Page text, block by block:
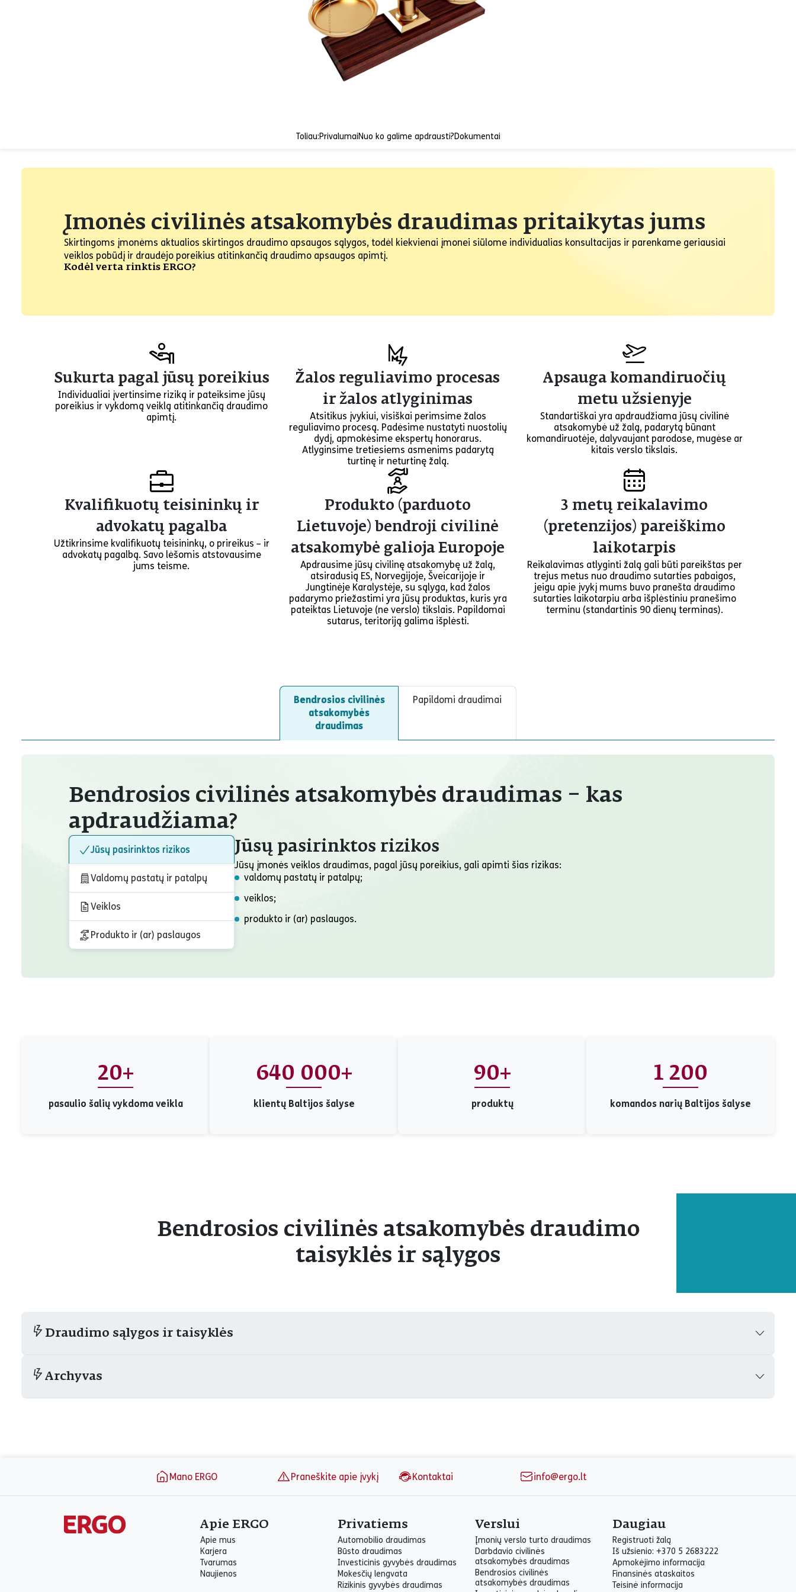
Toliau:PrivalumaiNuo ko galime apdrausti?Dokumentai
Įmonės civilinės atsakomybės draudimas pritaikytas jums
Skirtingoms įmonėms aktualios skirtingos draudimo apsaugos sąlygos, todėl kiekvienai įmonei siūlome individualias konsultacijas ir parenkame geriausiai
veiklos pobūdį ir draudėjo poreikius atitinkančią draudimo apsaugos apimtį.
Kodėl verta rinktis ERGO?
Sukurta pagal jūsų poreikius
Individualiai įvertinsime riziką ir pateiksime jūsų
poreikius ir vykdomą veiklą atitinkančią draudimo
apimtį.
Žalos reguliavimo procesas
ir žalos atlyginimas
Atsitikus įvykiui, visiškai perimsime žalos
reguliavimo procesą. Padėsime nustatyti nuostolių
dydį, apmokėsime ekspertų honorarus.
Atlyginsime tretiesiems asmenims padarytą
turtinę ir neturtinę žalą.
Apsauga komandiruočių
metu užsienyje
Standartiškai yra apdraudžiama jūsų civilinė
atsakomybė už žalą, padarytą būnant
komandiruotėje, dalyvaujant parodose, mugėse ar
kitais verslo tikslais.
Kvalifikuotų teisininkų ir
advokatų pagalba
Užtikrinsime kvalifikuotų teisininkų, o prireikus – ir
advokatų pagalbą. Savo lėšomis atstovausime
jums teisme.
Produkto (parduoto
Lietuvoje) bendroji civilinė
atsakomybė galioja Europoje
Apdrausime jūsų civilinę atsakomybę už žalą,
atsiradusią ES, Norvegijoje, Šveicarijoje ir
Jungtinėje Karalystėje, su sąlyga, kad žalos
padarymo priežastimi yra jūsų produktas, kuris yra
pateiktas Lietuvoje (ne verslo) tikslais. Papildomai
sutarus, teritoriją galima išplėsti.
3 metų reikalavimo
(pretenzijos) pareiškimo
laikotarpis
Reikalavimas atlyginti žalą gali būti pareikštas per
trejus metus nuo draudimo sutarties pabaigos,
jeigu apie įvykį mums buvo pranešta draudimo
sutarties laikotarpiu arba išplėstiniu pranešimo
terminu (standartinis 90 dienų terminas).
Bendrosios civilinės
atsakomybės
draudimas
Papildomi draudimai
Bendrosios civilinės atsakomybės draudimas – kas
apdraudžiama?
Jūsų pasirinktos rizikos
Valdomų pastatų ir patalpų
Veiklos
Produkto ir (ar) paslaugos
Jūsų pasirinktos rizikos
Jūsų įmonės veiklos draudimas, pagal jūsų poreikius, gali apimti šias rizikas:
valdomų pastatų ir patalpų;
veiklos;
produkto ir (ar) paslaugos.
20+
pasaulio šalių vykdoma veikla
640 000+
klientų Baltijos šalyse
90+
produktų
1 200
komandos narių Baltijos šalyse
Bendrosios civilinės atsakomybės draudimo
taisyklės ir sąlygos
Draudimo sąlygos ir taisyklės
Archyvas
Puslapio apačiaMano ERGO Praneškite apie įvykį Kontaktai info@ergo.lt
Apie ERGO
Apie mus
Karjera
Tvarumas
Naujienos
Privatiems
Automobilio draudimas
Būsto draudimas
Investicinis gyvybės draudimas
Mokesčių lengvata
Rizikinis gyvybės draudimas
Verslui
Įmonių verslo turto draudimas
Darbdavio civilinės
atsakomybės draudimas
Bendrosios civilinės
atsakomybės draudimas
Daugiau
Registruoti žalą
Iš užsienio: +370 5 2683222
Apmokėjimo informacija
Finansinės ataskaitos
Teisinė informacija